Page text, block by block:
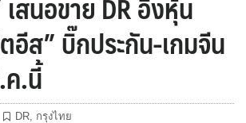
อีส” บิ๊กประกัน-เกมจีน
ค.นี้
DR กรุงไทย